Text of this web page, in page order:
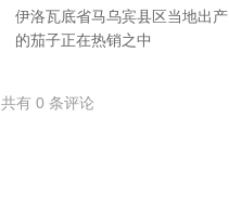
伊洛瓦底省马乌宾县区当地出产
的茄子正在热销之中
共有 0 条评论